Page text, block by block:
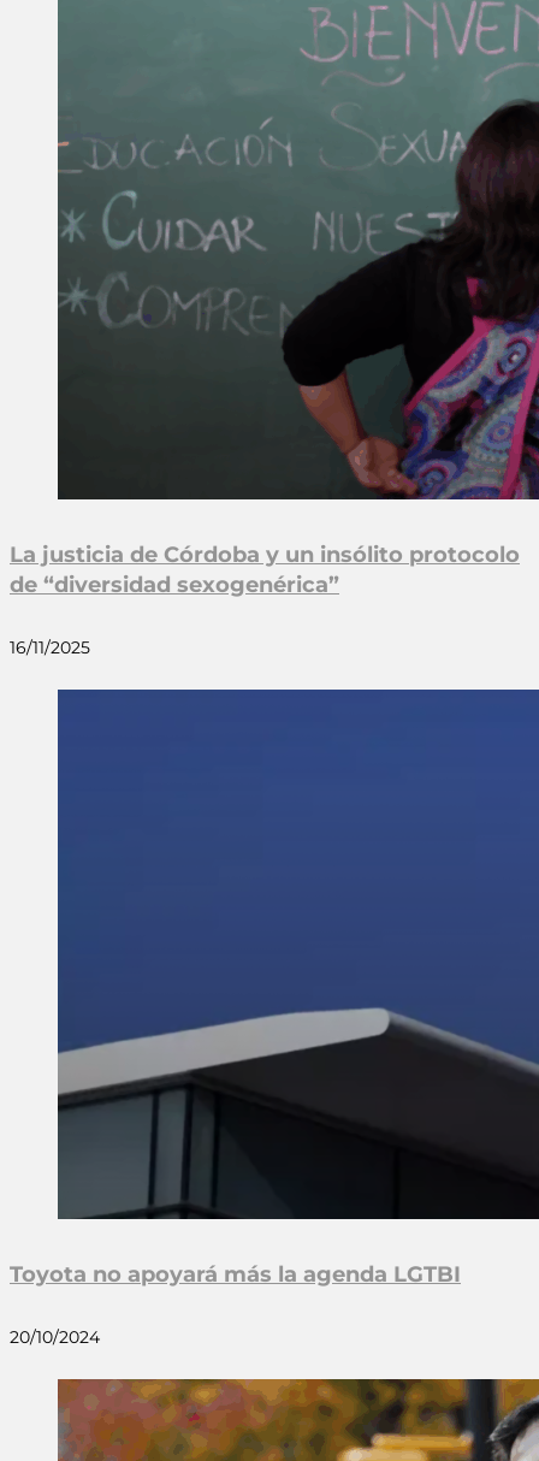
La justicia de Córdoba y un insólito protocolo
de “diversidad sexogenérica”
16/11/2025
Toyota no apoyará más la agenda LGTBI
20/10/2024